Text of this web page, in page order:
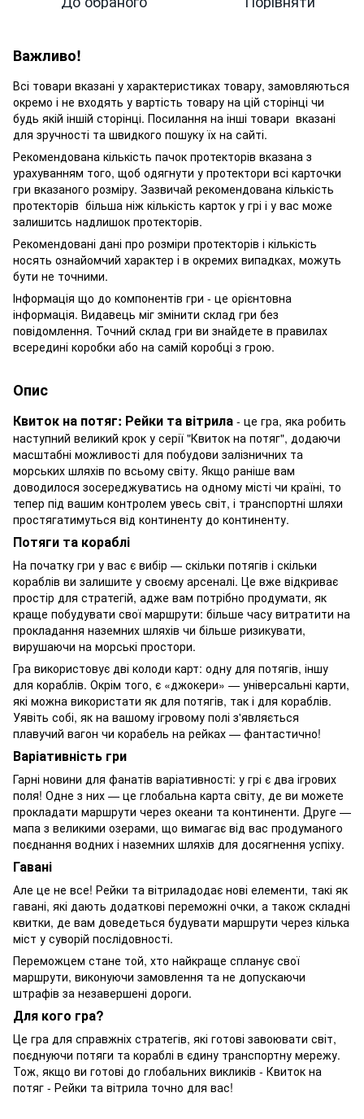
Важливо!
Всі товари вказані у характеристиках товару, замовляються
окремо і не входять у вартість товару на цій сторінці чи
будь якій іншій сторінці. Посилання на інші товари вказані
для зручності та швидкого пошуку їх на сайті.
Рекомендована кількість пачок протекторів вказана з
урахуванням того, щоб одягнути у протектори всі карточки
гри вказаного розміру. Зазвичай рекомендована кількість
протекторів більша ніж кількість карток у грі і у вас може
залишитсь надлишок протекторів.
Рекомендовані дані про розміри протекторів і кількість
носять ознайомчий характер і в окремих випадках, можуть
бути не точними.
Інформація що до компонентів гри - це орієнтовна
інформація. Видавець міг змінити склад гри без
повідомлення. Точний склад гри ви знайдете в правилах
всередині коробки або на самій коробці з грою.
Опис
Квиток на потяг: Рейки та вітрила - це гра, яка робить
наступний великий крок у серії "Квиток на потяг", додаючи
масштабні можливості для побудови залізничних та
морських шляхів по всьому світу. Якщо раніше вам
доводилося зосереджуватись на одному місті чи країні, то
тепер під вашим контролем увесь світ, і транспортні шляхи
простягатимуться від континенту до континенту.
Потяги та кораблі
На початку гри у вас є вибір — скільки потягів і скільки
кораблів ви залишите у своєму арсеналі. Це вже відкриває
простір для стратегій, адже вам потрібно продумати, як
краще побудувати свої маршрути: більше часу витратити на
прокладання наземних шляхів чи більше ризикувати,
вирушаючи на морські простори.
Гра використовує дві колоди карт: одну для потягів, іншу
для кораблів. Окрім того, є «джокери» — універсальні карти,
які можна використати як для потягів, так і для кораблів.
Уявіть собі, як на вашому ігровому полі з'являється
плавучий вагон чи корабель на рейках — фантастично!
Варіативність гри
Гарні новини для фанатів варіативності: у грі є два ігрових
поля! Одне з них — це глобальна карта світу, де ви можете
прокладати маршрути через океани та континенти. Друге —
мапа з великими озерами, що вимагає від вас продуманого
поєднання водних і наземних шляхів для досягнення успіху.
Гавані
Але це не все! Рейки та вітриладодає нові елементи, такі як
гавані, які дають додаткові переможні очки, а також складні
квитки, де вам доведеться будувати маршрути через кілька
міст у суворій послідовності.
Переможцем стане той, хто найкраще спланує свої
маршрути, виконуючи замовлення та не допускаючи
штрафів за незавершені дороги.
Для кого гра?
Це гра для справжніх стратегів, які готові завоювати світ,
поєднуючи потяги та кораблі в єдину транспортну мережу.
Тож, якщо ви готові до глобальних викликів - Квиток на
потяг - Рейки та вітрила точно для вас!